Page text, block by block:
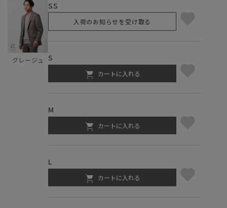
グレージュ
SS
入荷のお知らせを受け取る
S
カートに入れる
M
カートに入れる
L
カートに入れる